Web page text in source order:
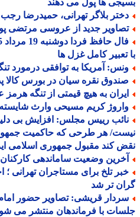
ها پول می دهند
بلاگر تهرانی، حمیدرضا رجب
جدید از عروسی مرتضی
کامل غزل ها
آمریکا به توافقی درمورد تنگه
نقره سیان در بورس کالا
به هیچ قیمتی از تنگه هرمز
کریم مسیحی وارث شایسته
رییس مجلس: افزایش بی دلیل
هر طرحی که حاکمیت جمهوری
کند مقبول جمهوری اسلامی
وضعیت ساماندهی کارکنان دولت
تر شد
قریشی: تصاویر حضور امام
با فرماندهان منتشر می شود